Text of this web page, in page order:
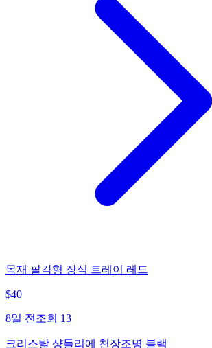
목재 팔각형 장식 트레이 레드
$40
8일 전 조회 13
크리스탈 샹들리에 천장조명 블랙